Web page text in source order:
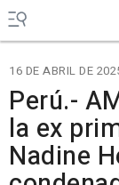
16 DE ABRIL DE
Perú.-
la ex
Nadine